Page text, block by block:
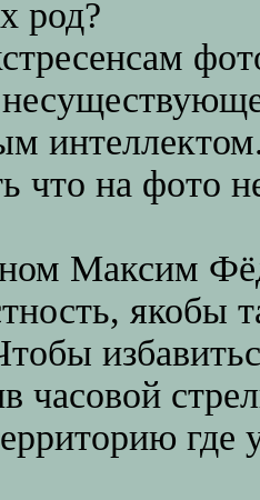
род?
что на фото
Максим
якобы
часовой